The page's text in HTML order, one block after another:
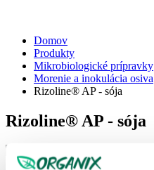
Domov
Produkty
Mikrobiologické prípravky
Morenie a inokulácia osiva
Rizoline® AP - sója
Rizoline® AP - sója